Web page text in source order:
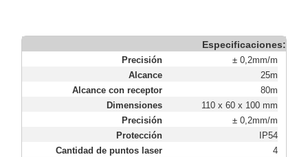
Especificaciones:
Precisión
± 0,2mm/m
Alcance
25m
Alcance con receptor
80m
Dimensiones
110 x 60 x 100 mm
Precisión
± 0,2mm/m
Protección
IP54
Cantidad de puntos laser
4